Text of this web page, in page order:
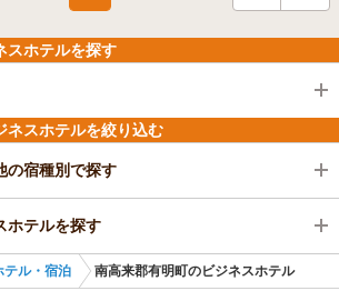
スホテルを探す
ネスホテルを絞り込む
の宿種別で探す
ホテルを探す
テル・宿泊 南高来郡有明町のビジネスホテル